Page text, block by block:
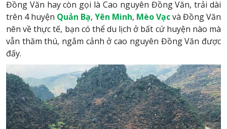
Đồng Văn hay còn gọi là Cao nguyên Đồng Văn, trải dài
trên 4 huyện Quản Bạ, Yên Minh, Mèo Vạcvà Đồng Văn
nên về thực tế, bạn có thể du lịch ở bất cứ huyện nào mà
vẫn thăm thú, ngắm cảnh ở cao nguyên Đồng Văn được
đấy.